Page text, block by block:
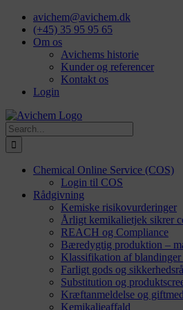
Skip
content
avichem@avichem.dk
(+45) 35 95 95 65
Om os
Avichems historie
Kunder og referencer
Kontakt os
Login
Search
for:
Chemical Online Service (COS)
Login til COS
Rådgivning
Kemiske risikovurderinger
Årligt kemikalietjek sikrer
REACH og Compliance
Bæredygtig produktion –
Klassifikation af
Farligt gods og
Substitution og
Kræftanmeldelse og
Kemikalieaffald